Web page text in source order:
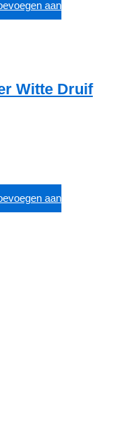
aan
Witte Druif
aan